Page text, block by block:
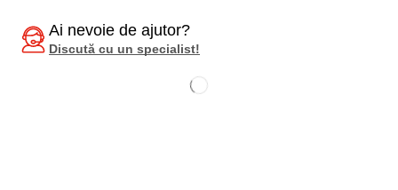
Ai nevoie de ajutor?
Discută cu un specialist!